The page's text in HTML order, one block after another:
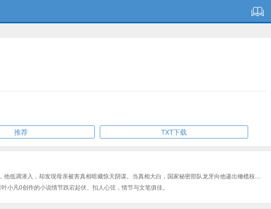
推荐 TXT下载
低调潜入，却发现母亲被害真相暗藏惊天阴谋。当真相大白，国家秘密部队龙牙向他递出橄榄枝…
小凡0创作的小说情节跌宕起伏、扣人心弦，情节与文笔俱佳。